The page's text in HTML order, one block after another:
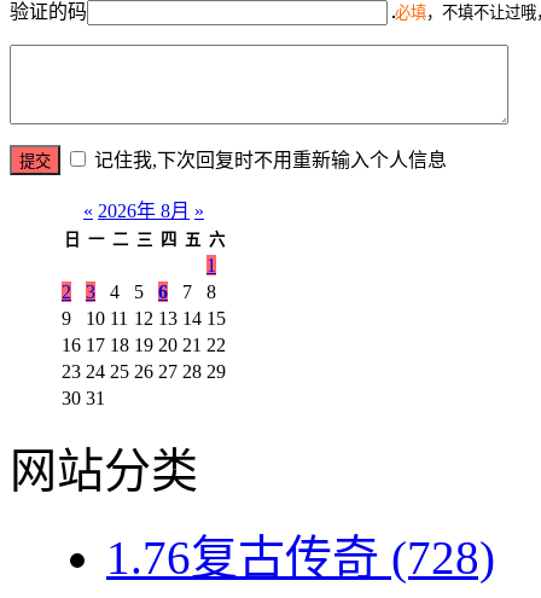
验证的码 必填，不填不让过
记住我,下次回复时不用重新输入个人信息
« 2026年 8月 »
日 一 二 三 四 五 六
1
2
3 4 5 6 7
8
9
10 11 12 13 14 15
16 17 18 19 20 21 22
23 24 25 26 27 28 29
30 31
网站分类
1.76复古传奇 (728)